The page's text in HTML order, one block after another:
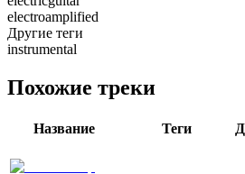
electroamplified
Другие теги
instrumental
Похожие треки
Название Теги